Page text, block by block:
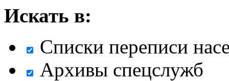
Искать в:
Списки переписи
Архивы спецслужб